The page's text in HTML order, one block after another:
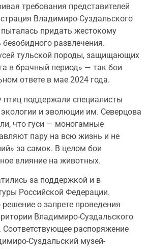
требования представителей
Владимиро-Суздальского
придать жестокому
развлечения.
тульской породы, защищающих
в брачный период» — так бои
ответе в мае 2024 года.
поддержали специалисты
и эволюции им. Северцова
что гуси — моногамные
пару на всю жизнь и не
за самок. В целом бои
влияние на животных.
за поддержкой и в
Российской Федерации.
о запрете проведения
Владимиро-Суздальского
Соответствующее распоряжение
Суздальский музей-